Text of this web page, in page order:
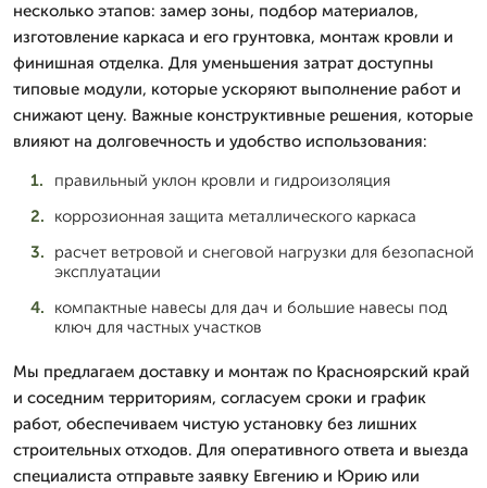
несколько этапов: замер зоны, подбор материалов,
изготовление каркаса и его грунтовка, монтаж кровли и
финишная отделка. Для уменьшения затрат доступны
типовые модули, которые ускоряют выполнение работ и
снижают цену. Важные конструктивные решения, которые
влияют на долговечность и удобство использования:
правильный уклон кровли и гидроизоляция
коррозионная защита металлического каркаса
расчет ветровой и снеговой нагрузки для безопасной
эксплуатации
компактные навесы для дач и большие навесы под
ключ для частных участков
Мы предлагаем доставку и монтаж по Красноярский край
и соседним территориям, согласуем сроки и график
работ, обеспечиваем чистую установку без лишних
строительных отходов. Для оперативного ответа и выезда
специалиста отправьте заявку Евгению и Юрию или